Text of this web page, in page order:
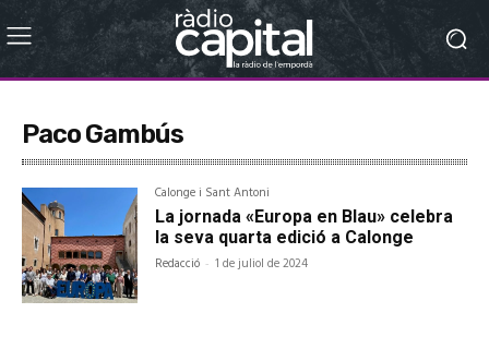
Paco Gambús
Calonge i Sant Antoni
La jornada «Europa en Blau» celebra
la seva quarta edició a Calonge
Redacció - 1 de juliol de 2024